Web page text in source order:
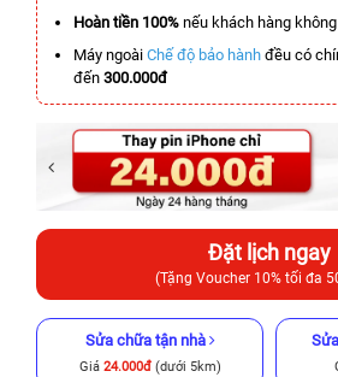
Hoàn tiền 100% nếu khách hàng
Máy ngoài Chế độ bảo hành đều có
đến 300.000đ
Đặt lịch ngay
(Tặng Voucher 10% tối đa
Sửa chữa tận nhà
Giá 24.000đ(dưới 5km)